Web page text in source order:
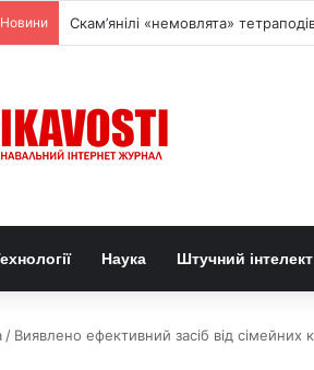
Новини Скам’янілі «немовлята»
Наука Штучний інтелект
/ Виявлено ефективний засіб від сімейних